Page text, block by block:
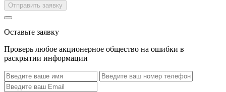
Отправить заявку
Оставьте заявку
Проверь любое акционерное общество на ошибки в
раскрытии информации